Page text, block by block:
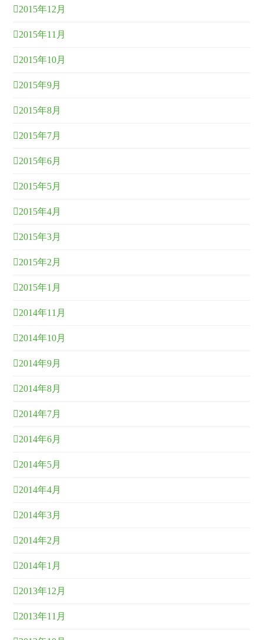
2015年12月
2015年11月
2015年10月
2015年9月
2015年8月
2015年7月
2015年6月
2015年5月
2015年4月
2015年3月
2015年2月
2015年1月
2014年11月
2014年10月
2014年9月
2014年8月
2014年7月
2014年6月
2014年5月
2014年4月
2014年3月
2014年2月
2014年1月
2013年12月
2013年11月